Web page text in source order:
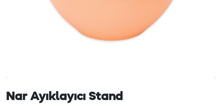
Nar Ayıklayıcı Stand